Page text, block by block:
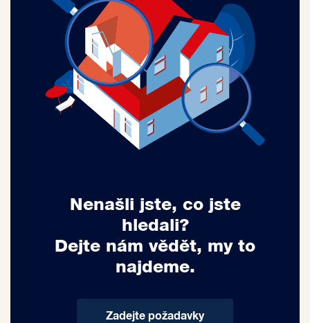
Nenašli jste, co jste
hledali?
Dejte nám vědět, my to
najdeme.
Zadejte požadavky